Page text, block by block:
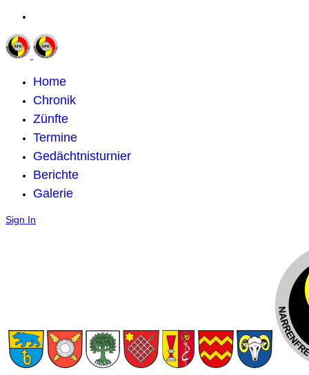
Home
Chronik
Zünfte
Termine
Gedächtnisturnier
Berichte
Galerie
Sign In